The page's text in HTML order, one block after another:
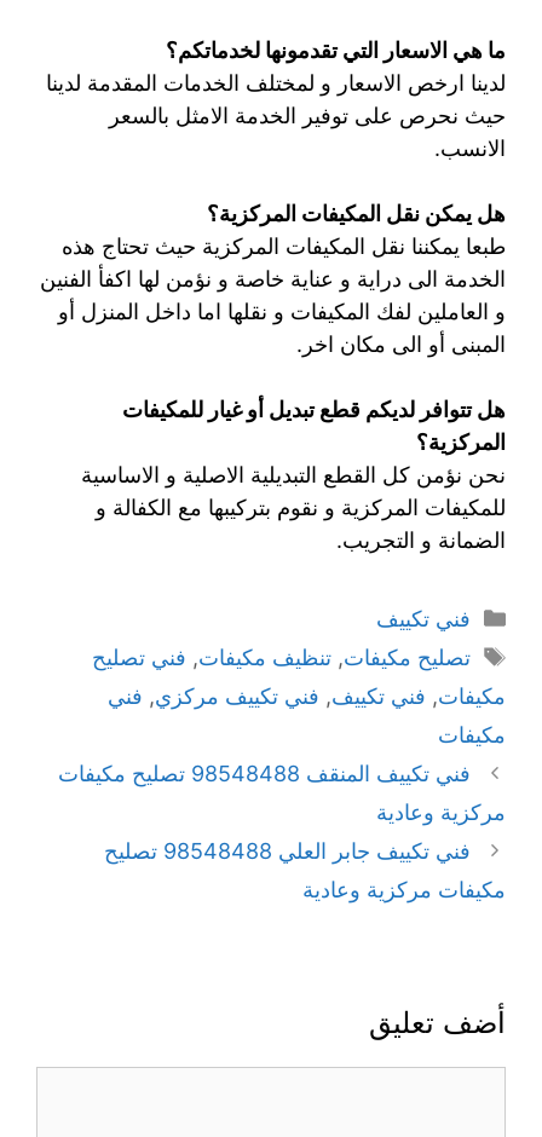
ما هي الاسعار التي تقدمونها لخدماتكم؟
لدينا ارخص الاسعار و لمختلف الخدمات المقدمة لدينا
حيث نحرص على توفير الخدمة الامثل بالسعر
الانسب.
هل يمكن نقل المكيفات المركزية؟
طبعا يمكننا نقل المكيفات المركزية حيث تحتاج هذه
الخدمة الى دراية و عناية خاصة و نؤمن لها اكفأ الفنين
و العاملين لفك المكيفات و نقلها اما داخل المنزل أو
المبنى أو الى مكان اخر.
هل تتوافر لديكم قطع تبديل أو غيار للمكيفات
المركزية؟
نحن نؤمن كل القطع التبديلية الاصلية و الاساسية
للمكيفات المركزية و نقوم بتركيبها مع الكفالة و
الضمانة و التجريب.
فني تكييف
تصليح مكيفات, تنظيف مكيفات, فني تصليح
مكيفات, فني تكييف, فني تكييف مركزي, فني
مكيفات
فني تكييف المنقف 98548488 تصليح مكيفات
مركزية وعادية
فني تكييف جابر العلي 98548488 تصليح
مكيفات مركزية وعادية
أضف تعليق